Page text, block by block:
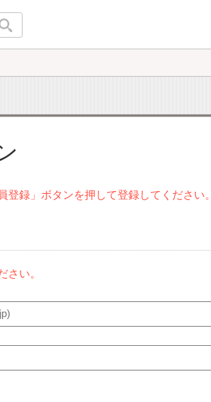
録」ボタンを押して登録してください。
さい。